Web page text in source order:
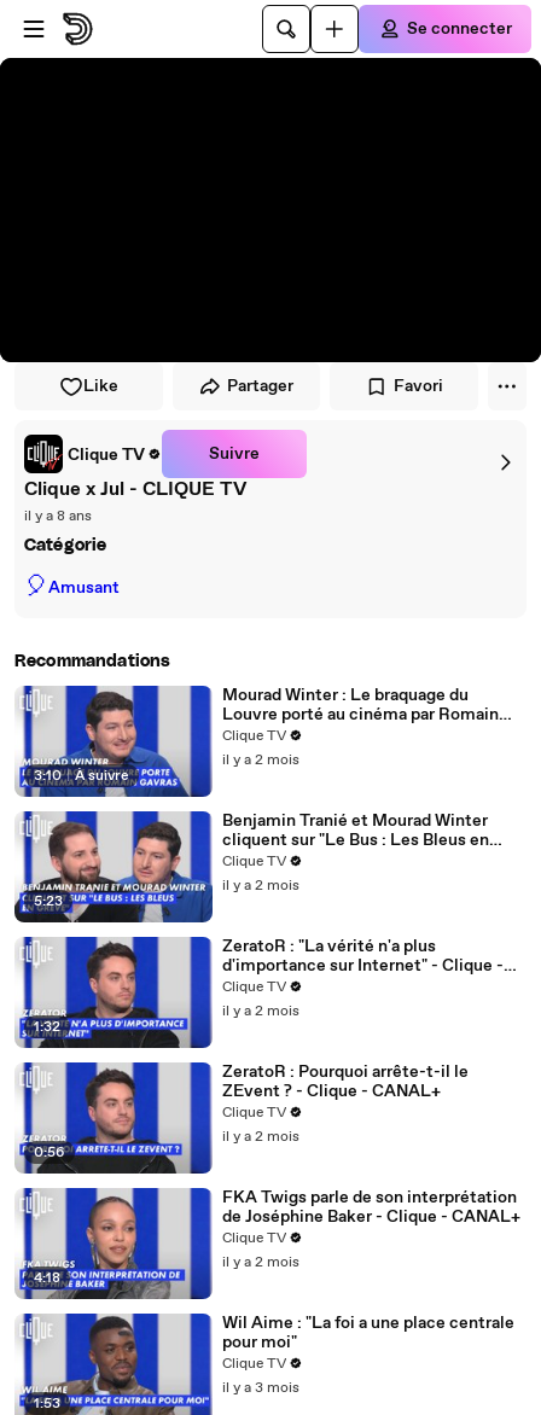
Passer au player
Passer au contenu principal
Se connecter
Like Partager Favori
Clique TV Suivre
Clique x Jul - CLIQUE TV
il y a 8 ans
Catégorie
🎈Amusant
Recommandations
3:10 | À suivre
Mourad Winter : Le braquage du
Louvre porté au cinéma par Romain
Gavras - Clique - CANAL+
Clique TV
il y a 2 mois
5:23
Benjamin Tranié et Mourad Winter
cliquent sur "Le Bus : Les Bleus en
grève" - Clique - CANAL+
Clique TV
il y a 2 mois
1:32
ZeratoR : "La vérité n'a plus
d'importance sur Internet" - Clique -
CANAL+
Clique TV
il y a 2 mois
0:56
ZeratoR : Pourquoi arrête-t-il le
ZEvent ? - Clique - CANAL+
Clique TV
il y a 2 mois
4:18
FKA Twigs parle de son interprétation
de Joséphine Baker - Clique - CANAL+
Clique TV
il y a 2 mois
1:53
Wil Aime : "La foi a une place centrale
pour moi"
Clique TV
il y a 3 mois